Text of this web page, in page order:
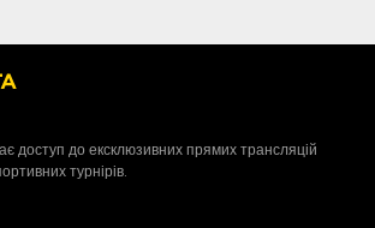
доступ до ексклюзивних прямих трансляцій
турнірів.